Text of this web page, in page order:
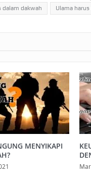
dalam dakwah Ulama
MENYIKAPI